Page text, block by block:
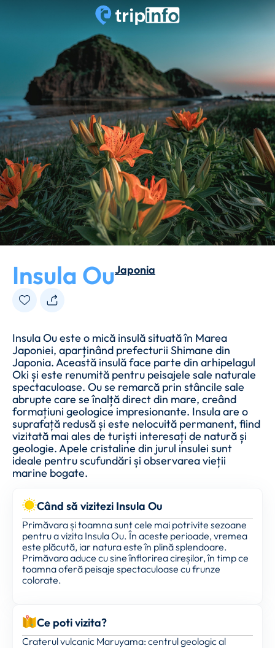
Insula OuJaponia
Insula Ou este o mică insulă situată în Marea
Japoniei, aparținând prefecturii Shimane din
Japonia. Această insulă face parte din arhipelagul
Oki și este renumită pentru peisajele sale naturale
spectaculoase. Ou se remarcă prin stâncile sale
abrupte care se înalță direct din mare, creând
formațiuni geologice impresionante. Insula are o
suprafață redusă și este nelocuită permanent, fiind
vizitată mai ales de turiști interesați de natură și
geologie. Apele cristaline din jurul insulei sunt
ideale pentru scufundări și observarea vieții
marine bogate.
Când să vizitezi Insula Ou
Primăvara și toamna sunt cele mai potrivite sezoane
pentru a vizita Insula Ou. În aceste perioade, vremea
este plăcută, iar natura este în plină splendoare.
Primăvara aduce cu sine înflorirea cireșilor, în timp ce
toamna oferă peisaje spectaculoase cu frunze
colorate.
Ce poti vizita?
Craterul vulcanic Maruyama: centrul geologic al